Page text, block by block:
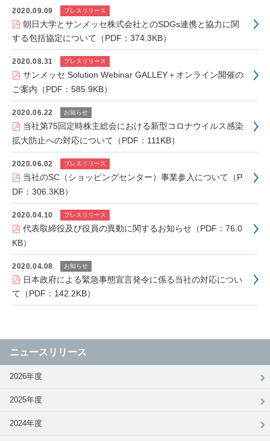
2020.09.09 プレスリリース
朝日大学とサンメッセ株式会社とのSDGs連携と協力に関
する包括協定について（PDF：374.3KB）
2020.08.31 プレスリリース
サンメッセ Solution Webinar GALLEY＋オンライン開催の
ご案内（PDF：585.9KB）
2020.06.22 お知らせ
当社第75回定時株主総会における新型コロナウイルス感染
拡大防止への対応について（PDF：111KB）
2020.06.02 プレスリリース
当社のSC（ショッピングセンター）事業参入について（P
DF：306.3KB）
2020.04.10 プレスリリース
代表取締役及び役員の異動に関するお知らせ（PDF：76.0
KB）
2020.04.08 お知らせ
日本政府による緊急事態宣言発令に係る当社の対応につい
て（PDF：142.2KB）
ニュースリリース
2026年度
2025年度
2024年度